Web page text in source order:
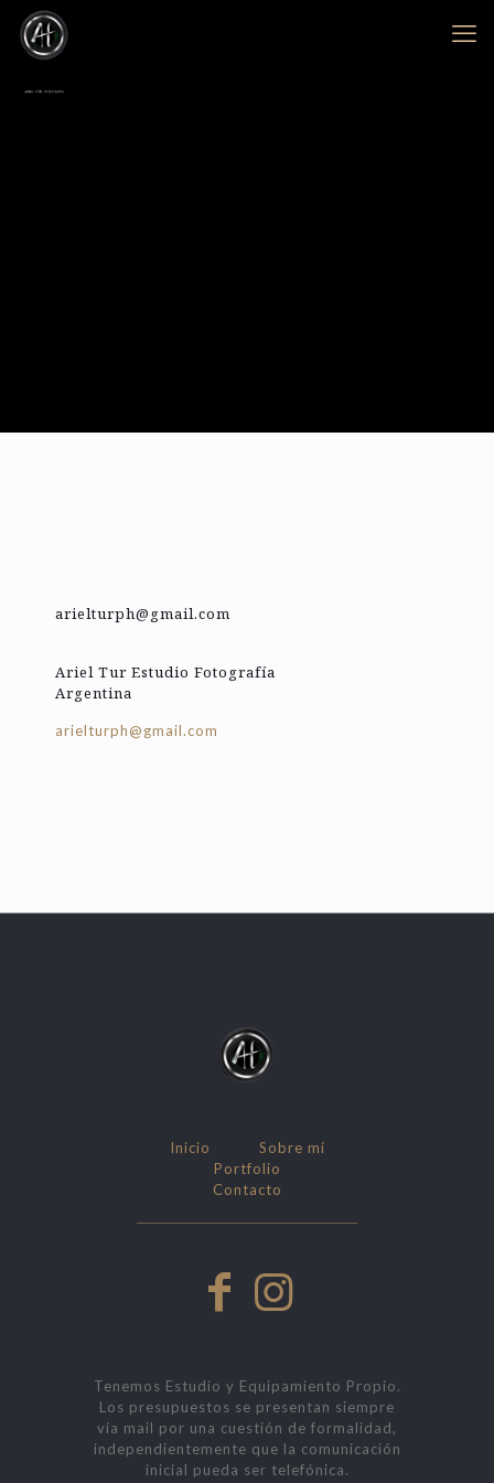
arielturph@gmail.com
Ariel Tur Estudio Fotografía
Argentina
arielturph@gmail.com
Inicio
Sobre mí
Portfolio
Contacto
Tenemos Estudio y Equipamiento Propio.
Los presupuestos se presentan siempre
vía mail por una cuestión de formalidad,
independientemente que la comunicación
inicial pueda ser telefónica.